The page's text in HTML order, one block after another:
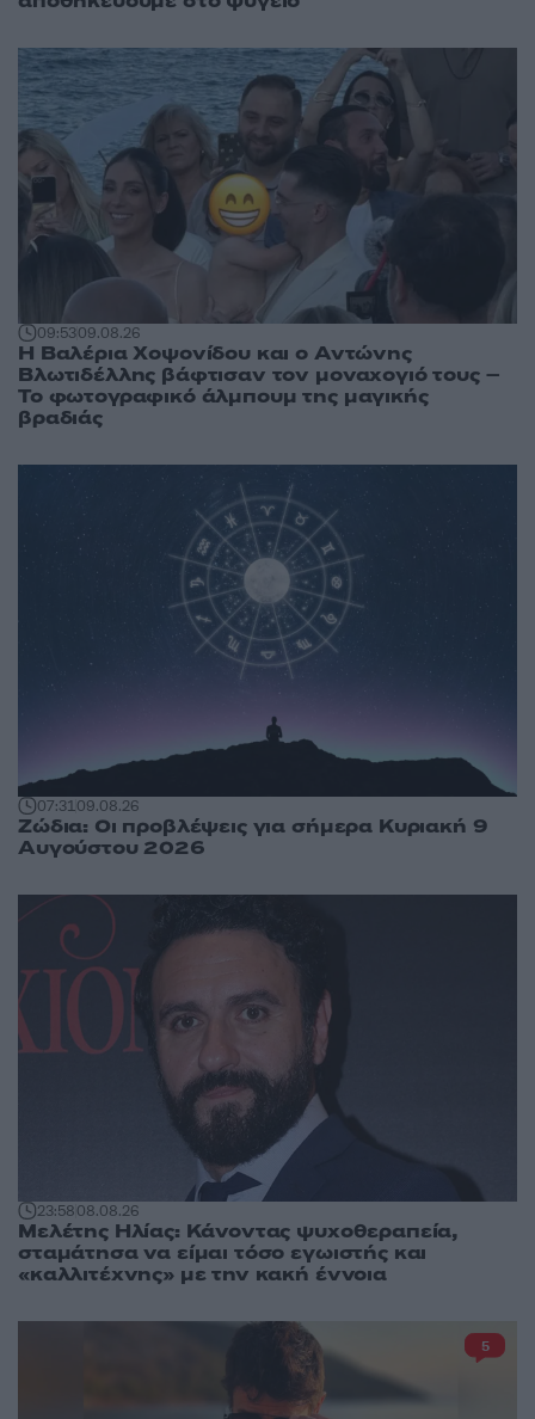
09:5309.08.26
Η Βαλέρια Χοψονίδου και ο Αντώνης
Βλωτιδέλλης βάφτισαν τον μοναχογιό τους –
Το φωτογραφικό άλμπουμ της μαγικής
βραδιάς
07:3109.08.26
Ζώδια: Οι προβλέψεις για σήμερα Κυριακή 9
Αυγούστου 2026
23:5808.08.26
Μελέτης Ηλίας: Κάνοντας ψυχοθεραπεία,
σταμάτησα να είμαι τόσο εγωιστής και
«καλλιτέχνης» με την κακή έννοια
5